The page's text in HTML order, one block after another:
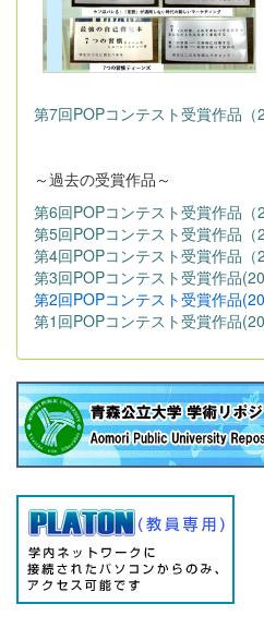
第7回POPコンテスト受賞作品
～過去の受賞作品～
第6回POPコンテスト受賞作品
第5回POPコンテスト受賞作品
第4回POPコンテスト受賞作品
第3回POPコンテスト受賞作品
第2回POPコンテスト受賞作品
第1回POPコンテスト受賞作品